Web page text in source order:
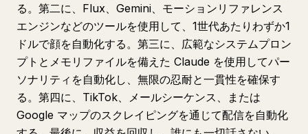
る。第二に、Flux、Gemini、モーションリファレンス
エンジンなどのツールを使用して、1世代あたりわずか1
ドルで顔を自動化する。第三に、広範なシステムプロン
プトとメモリファイルを備えた Claude を使用してパー
ソナリティを自動化し、無限の忍耐と一貫性を確保す
る。第四に、TikTok、メールシーケンス、または
Google マップのスクレイピングを通じて配信を自動化